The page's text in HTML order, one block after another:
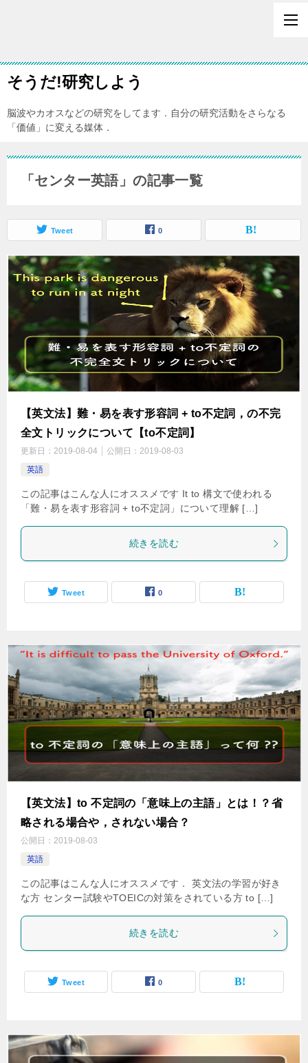
そうだ!研究しよう
脳波やカオスなどの研究をしてます．自分の研究活動をさらなる
「価値」に変える媒体．
「センター英語」の記事一覧
Tweet 0
【英文法】難・易を表す形容詞 + to不定詞，の不完
全文トリックについて【to不定詞】
更新日： 2019-08-04 公開日： 2019-08-03
英語
この記事はこんな人にオススメです It to 構文で使われる
「難・易を表す形容詞 + to不定詞」について理解 […]
続きを読む
Tweet 0
【英文法】to 不定詞の「意味上の主語」とは！？省
略される場合や，されない場合？
公開日： 2019-08-03
英語
この記事はこんな人にオススメです． 英文法の学習が好き
な方 センター試験やTOEICの対策をされている方 to […]
続きを読む
Tweet 0